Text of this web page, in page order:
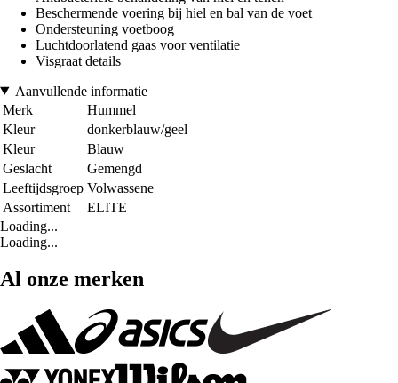
Beschermende voering bij hiel en bal van de voet
Ondersteuning voetboog
Luchtdoorlatend gaas voor ventilatie
Visgraat details
Aanvullende informatie
Merk
Hummel
Kleur
donkerblauw/geel
Kleur
Blauw
Geslacht
Gemengd
Leeftijdsgroep Volwassene
Assortiment
ELITE
Loading...
Loading...
Al onze merken